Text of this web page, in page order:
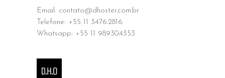
Email: contato@dhoster.com.br
Telefone: +55 11 3476.2816
Whatsapp: +55 11 98930.4353